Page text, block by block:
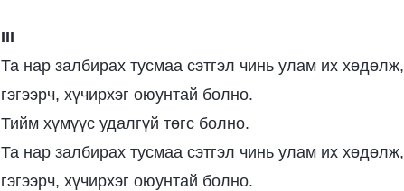
III
Та нар залбирах тусмаа сэтгэл чинь улам их хөдөлж,
гэгээрч, хүчирхэг оюунтай болно.
Тийм хүмүүс удалгүй төгс болно.
Та нар залбирах тусмаа сэтгэл чинь улам их хөдөлж,
гэгээрч, хүчирхэг оюунтай болно.